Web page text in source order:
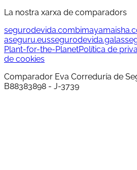
La nostra xarxa de comparadors
segurodevida.com
aseguru.eussegurodevida.gal
Plant-for-the-PlanetPolítica de
de cookies
Comparador Eva Correduría de
B88383898 - J-3739